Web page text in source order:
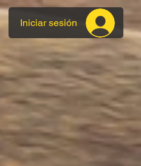
Iniciar sesión